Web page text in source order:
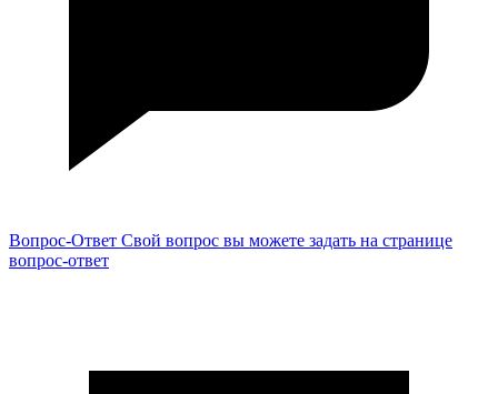
Вопрос-Ответ Свой вопрос вы можете задать на странице
вопрос-ответ